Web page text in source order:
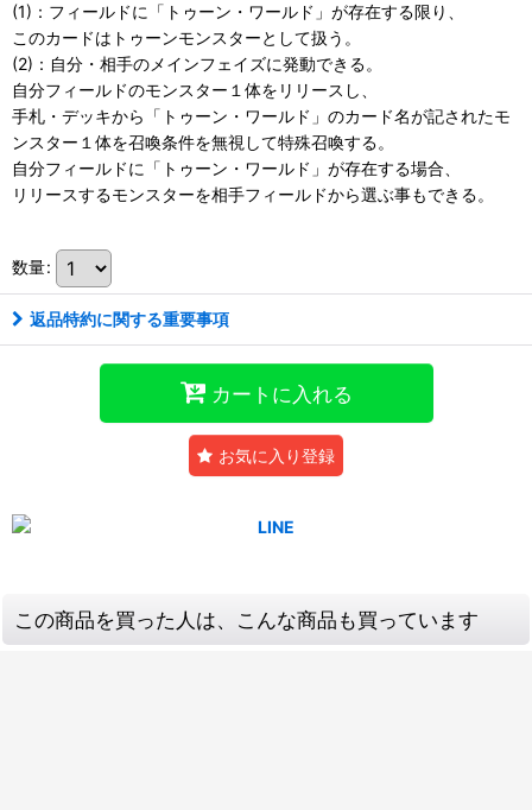
(1)：フィールドに「トゥーン・ワールド」が存在する限り、
このカードはトゥーンモンスターとして扱う。
(2)：自分・相手のメインフェイズに発動できる。
自分フィールドのモンスター１体をリリースし、
手札・デッキから「トゥーン・ワールド」のカード名が記されたモ
ンスター１体を召喚条件を無視して特殊召喚する。
自分フィールドに「トゥーン・ワールド」が存在する場合、
リリースするモンスターを相手フィールドから選ぶ事もできる。
数量:
返品特約に関する重要事項
カートに入れる
お気に入り登録
この商品を買った人は、こんな商品も買っています